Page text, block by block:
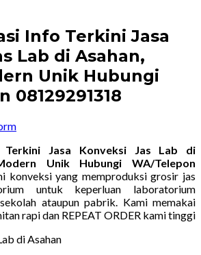
Info Terkini Jasa
Lab di Asahan,
Unik Hubungi
08129291318
Terkini Jasa Konveksi Jas Lab di
Unik Hubungi WA/Telepon
konveksi yang memproduksi grosir jas
untuk keperluan laboratorium
ataupun pabrik. Kami memakai
rapi dan REPEAT ORDER kami tinggi